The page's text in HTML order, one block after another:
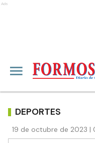
Ads
DEPORTES
19 de octubre de 2023 |